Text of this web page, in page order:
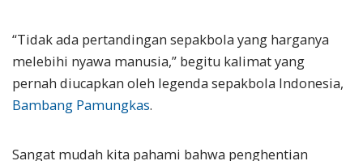
“Tidak ada pertandingan sepakbola yang harganya
melebihi nyawa manusia,” begitu kalimat yang
pernah diucapkan oleh legenda sepakbola Indonesia,
Bambang Pamungkas.
Sangat mudah kita pahami bahwa penghentian